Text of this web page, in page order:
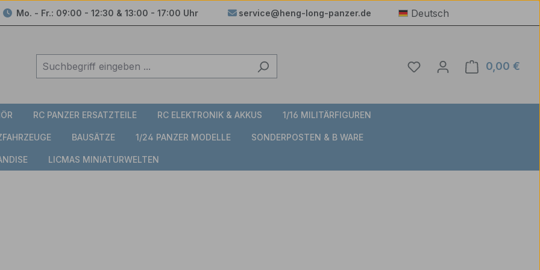
Mo. - Fr.: 09:00 - 12:30 & 13:00 - 17:00 Uhr service@heng-long-panzer.de Deutsch
Du hast 0 Produkte auf
0,00 €
RC PANZER ERSATZTEILE RC ELEKTRONIK & AKKUS 1/16 MILITÄRFIGUREN
BAUSÄTZE 1/24 PANZER MODELLE SONDERPOSTEN & B WARE
LICMAS MINIATURWELTEN